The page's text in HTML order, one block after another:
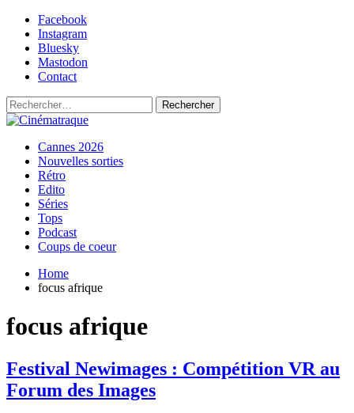
Skip
content
Facebook
Instagram
Bluesky
Mastodon
Contact
Rechercher :
Cinématraque
Si on avait du talent, on ferait des films
Primary
Menu
Cannes 2026
Nouvelles sorties
Rétro
Edito
Séries
Tops
Podcast
Coups de coeur
Home
focus afrique
focus afrique
Festival Newimages : Compétition VR au
Forum des Images